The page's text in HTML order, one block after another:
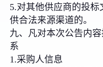
5.对其他供应商的投
供合法来源渠道的。
九、凡对本次公告内
系
1.采购人信息